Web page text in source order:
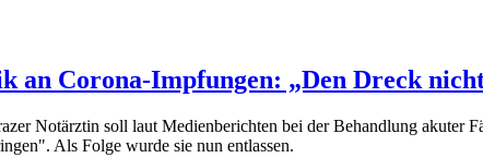
an Corona-Impfungen: „Den Dreck
Notärztin soll laut Medienberichten bei der Behandlung akuter
Als Folge wurde sie nun entlassen.